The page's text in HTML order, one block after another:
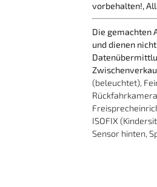
vorbehalten!,
Die gemachten
und dienen
(beleuchtet),
ISOFIX
Sensor hinten,